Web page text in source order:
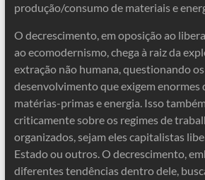
produção/consumo de materiais e
O decrescimento, em oposição ao
ao ecomodernismo, chega à raiz da
extração não humana, questionando
desenvolvimento que exigem enormes
matérias-primas e energia. Isso
criticamente sobre os regimes de
organizados, sejam eles capitalistas
Estado ou outros. O decrescimento,
diferentes tendências dentro dele,